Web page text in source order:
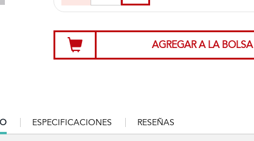
AGREGAR A LA BOLSA
ESPECIFICACIONES RESEÑAS